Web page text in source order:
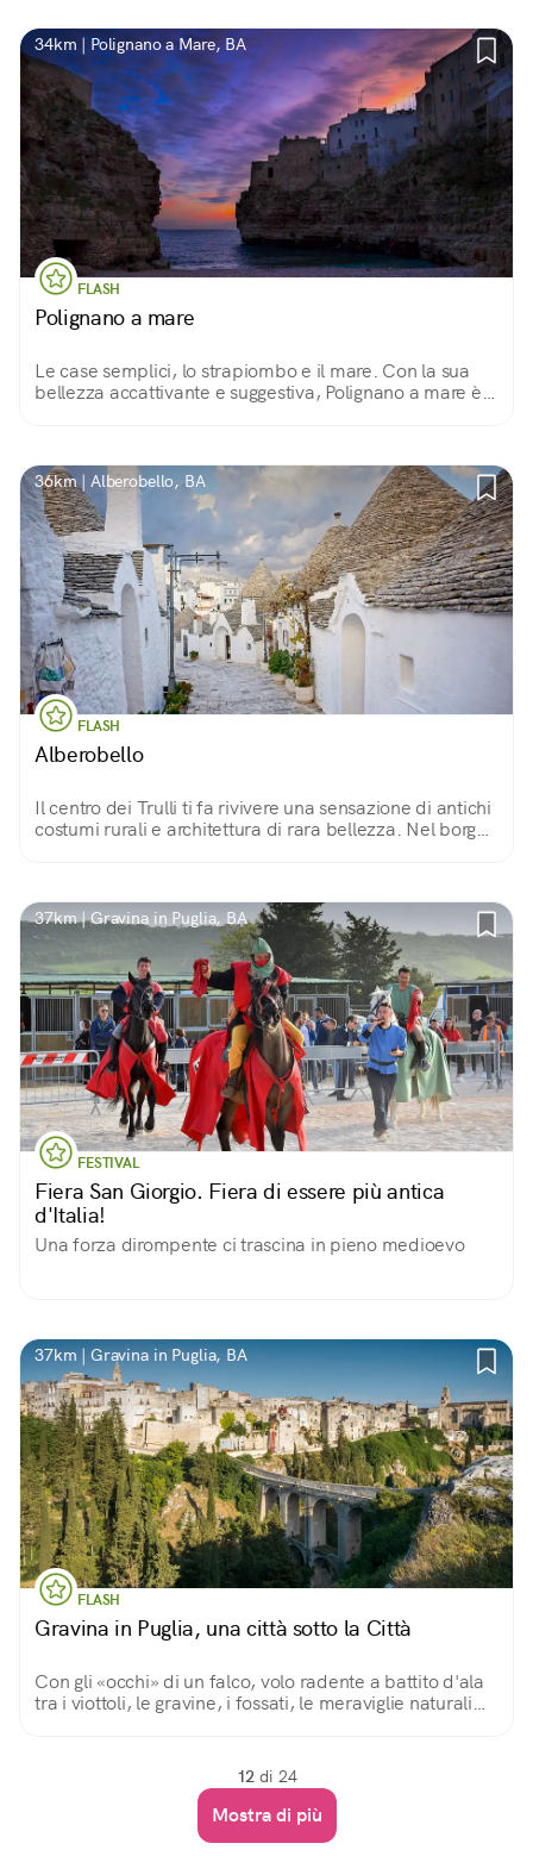
34km | Polignano a Mare, BA
FLASH
Polignano a mare
Le case semplici, lo strapiombo e il mare. Con la sua
bellezza accattivante e suggestiva, Polignano a mare è
36km | Alberobello, BA
FLASH
Alberobello
Il centro dei Trulli ti fa rivivere una sensazione di antichi
costumi rurali e architettura di rara bellezza. Nel borgo
37km | Gravina in Puglia, BA
FESTIVAL
Fiera San Giorgio. Fiera di essere più antica
d'Italia!
Una forza dirompente ci trascina in pieno medioevo
37km | Gravina in Puglia, BA
FLASH
Gravina in Puglia, una città sotto la Città
Con gli «occhi» di un falco, volo radente a battito d'ala
tra i viottoli, le gravine, i fossati, le meraviglie naturali
12 di 24
Mostra di più